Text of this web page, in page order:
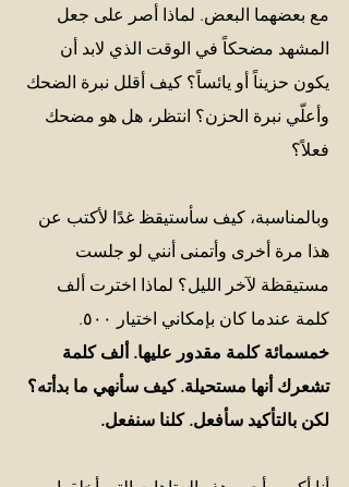
مع بعضهما البعض. لماذا أصر على جعل
المشهد مضحكاً في الوقت الذي لابد أن
يكون حزيناً أو يائساً؟ كيف أقلل نبرة الضحك
وأعلّي نبرة الحزن؟ انتظر، هل هو مضحك
فعلاً؟
وبالمناسبة، كيف سأستيقظ غدًا لأكتب عن
هذا مرة أخرى وأتمنى أنني لو جلست
مستيقظة لآخر الليل؟ لماذا اخترت ألف
كلمة عندما كان بإمكاني اختيار ٥٠٠.
خمسمائة كلمة مقدور عليها. ألف كلمة
تشعرك أنها مستحيلة. كيف سأنهي ما بدأته؟
لكن بالتأكيد سأفعل. كلنا سنفعل.